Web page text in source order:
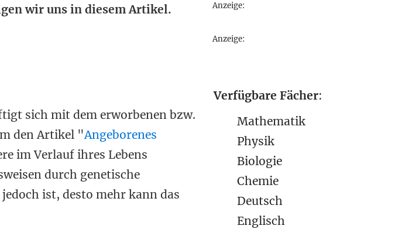
wir uns in diesem Artikel.
sich mit dem erworbenen bzw.
den Artikel "Angeborenes
im Verlauf ihres Lebens
durch genetische
ist, desto mehr kann das
Anzeige:
Anzeige:
Verfügbare Fächer:
Mathematik
Physik
Biologie
Chemie
Deutsch
Englisch